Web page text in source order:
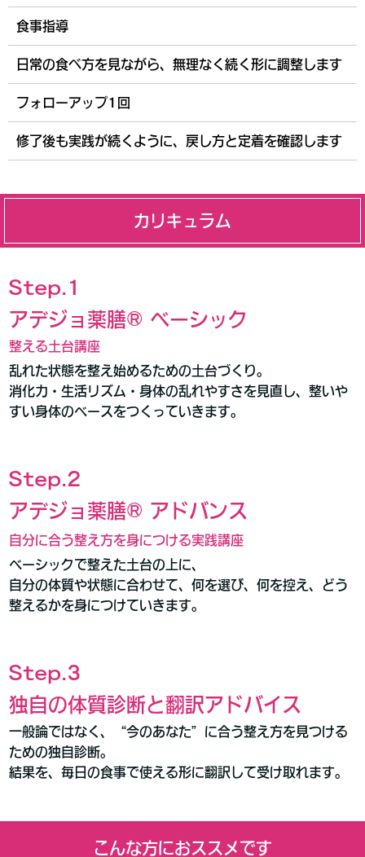
食事指導
日常の食べ方を見ながら、無理なく続く形に調整します
フォローアップ1回
修了後も実践が続くように、戻し方と定着を確認します
カリキュラム
Step.1
アデジョ薬膳® ベーシック
整える土台講座
乱れた状態を整え始めるための土台づくり。
消化力・生活リズム・身体の乱れやすさを見直し、整いや
すい身体のベースをつくっていきます。
Step.2
アデジョ薬膳® アドバンス
自分に合う整え方を身につける実践講座
ベーシックで整えた土台の上に、
自分の体質や状態に合わせて、何を選び、何を控え、どう
整えるかを身につけていきます。
Step.3
独自の体質診断と翻訳アドバイス
一般論ではなく、“今のあなた”に合う整え方を見つける
ための独自診断。
結果を、毎日の食事で使える形に翻訳して受け取れます。
こんな方におススメです